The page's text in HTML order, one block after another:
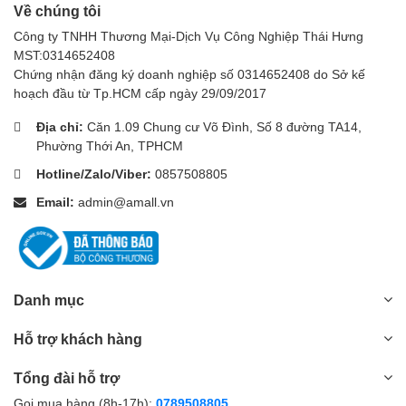
Về chúng tôi
Công ty TNHH Thương Mại-Dịch Vụ Công Nghiệp Thái Hưng
MST:0314652408
Chứng nhận đăng ký doanh nghiệp số 0314652408 do Sở kế
hoạch đầu từ Tp.HCM cấp ngày 29/09/2017
Địa chỉ: Căn 1.09 Chung cư Võ Đình, Số 8 đường TA14,
Phường Thới An, TPHCM
Hotline/Zalo/Viber: 0857508805
Email: admin@amall.vn
Danh mục
Hỗ trợ khách hàng
Tổng đài hỗ trợ